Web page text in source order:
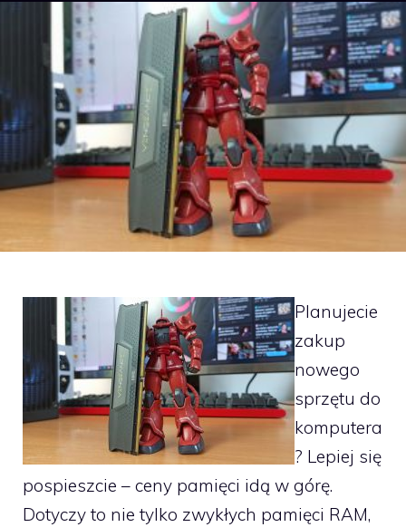
Planujecie
zakup
nowego
sprzętu do
komputera
? Lepiej się
pospieszcie – ceny pamięci idą w górę.
Dotyczy to nie tylko zwykłych pamięci RAM,